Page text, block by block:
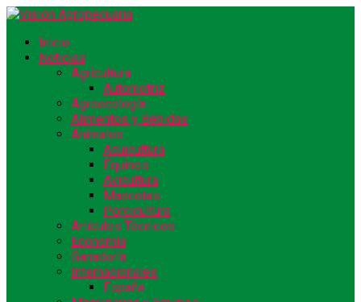
Inicio
Noticias
Agricultura
Automotriz
Agroecología
Alimentos y Bebidas
Animales
Acuicultura
Equinos
Avicultura
Mascotas
Porcicultura
Artículos Técnicos
Economía
Ganadería
Internacionales
España